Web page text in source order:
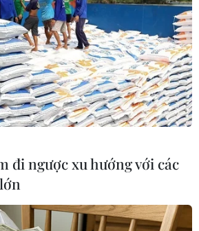
đi ngược xu hướng với các